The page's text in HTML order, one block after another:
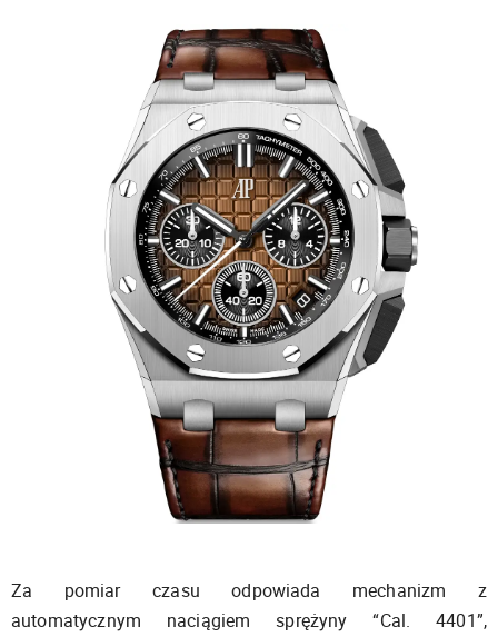
Za pomiar czasu odpowiada mechanizm z
automatycznym naciągiem sprężyny “Cal. 4401”,